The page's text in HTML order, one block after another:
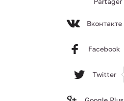
Вконтакте
Facebook
Twitter